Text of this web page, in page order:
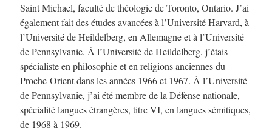
Saint Michael, faculté de théologie de Toronto, Ontario. J’ai
également fait des études avancées à l’Université Harvard, à
l’Université de Heildelberg, en Allemagne et à l’Université
de Pennsylvanie. À l’Université de Heildelberg, j’étais
spécialiste en philosophie et en religions anciennes du
Proche-Orient dans les années 1966 et 1967. À l’Université
de Pennsylvanie, j’ai été membre de la Défense nationale,
spécialité langues étrangères, titre VI, en langues sémitiques,
de 1968 à 1969.